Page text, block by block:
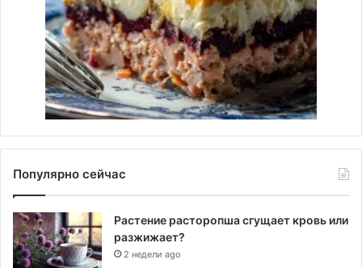
Популярно сейчас
Растение расторопша сгущает кровь или
разжижает?
2 недели ago